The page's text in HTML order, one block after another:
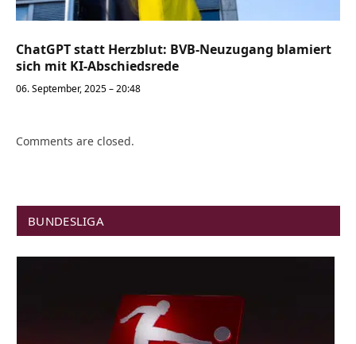
ChatGPT statt Herzblut: BVB-Neuzugang blamiert
sich mit KI-Abschiedsrede
06. September, 2025 – 20:48
Comments are closed.
BUNDESLIGA